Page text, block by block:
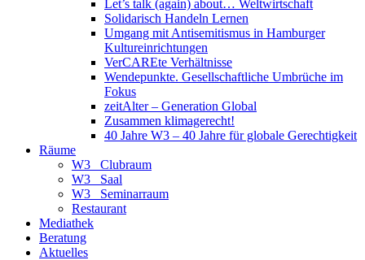
Let’s talk (again) about… Weltwirtschaft
Solidarisch Handeln Lernen
Umgang mit Antisemitismus in Hamburger
Kultureinrichtungen
VerCAREte Verhältnisse
Wendepunkte. Gesellschaftliche Umbrüche im
Fokus
zeitAlter – Generation Global
Zusammen klimagerecht!
40 Jahre W3 – 40 Jahre für globale Gerechtigkeit
Räume
W3_ Clubraum
W3_ Saal
W3_ Seminarraum
Restaurant
Mediathek
Beratung
Aktuelles